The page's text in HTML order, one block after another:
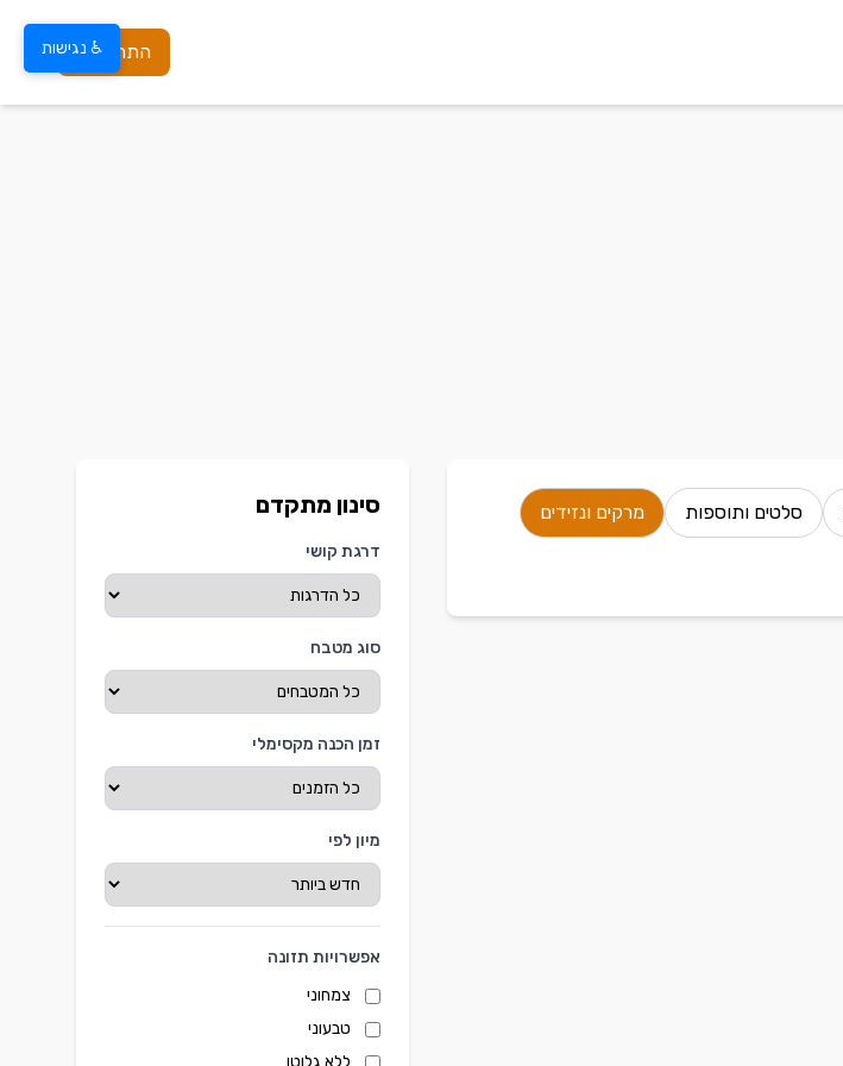
התחברות
סלטים ותוספות מרקים ונזידים סינון מתקדם
דרגת קושי
סוג מטבח
זמן הכנה מקסימלי
מיון לפי
אפשרויות תזונה
צמחוני
טבעוני
ללא גלוטן
♿ נגישות